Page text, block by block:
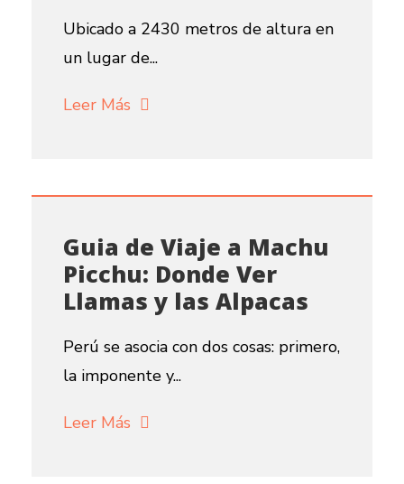
Ubicado a 2430 metros de altura en
un lugar de...
Leer Más
Guia de Viaje a Machu
Picchu: Donde Ver
Llamas y las Alpacas
Perú se asocia con dos cosas: primero,
la imponente y...
Leer Más